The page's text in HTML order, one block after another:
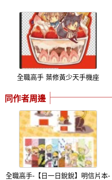
全職高手 葉修黃少天手機座
同作者周邊
全職高手-【日一日銳銳】明信片本-